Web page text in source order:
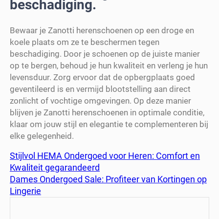
beschadiging.
Bewaar je Zanotti herenschoenen op een droge en
koele plaats om ze te beschermen tegen
beschadiging. Door je schoenen op de juiste manier
op te bergen, behoud je hun kwaliteit en verleng je hun
levensduur. Zorg ervoor dat de opbergplaats goed
geventileerd is en vermijd blootstelling aan direct
zonlicht of vochtige omgevingen. Op deze manier
blijven je Zanotti herenschoenen in optimale conditie,
klaar om jouw stijl en elegantie te complementeren bij
elke gelegenheid.
Stijlvol HEMA Ondergoed voor Heren: Comfort en
Kwaliteit gegarandeerd
Dames Ondergoed Sale: Profiteer van Kortingen op
Lingerie